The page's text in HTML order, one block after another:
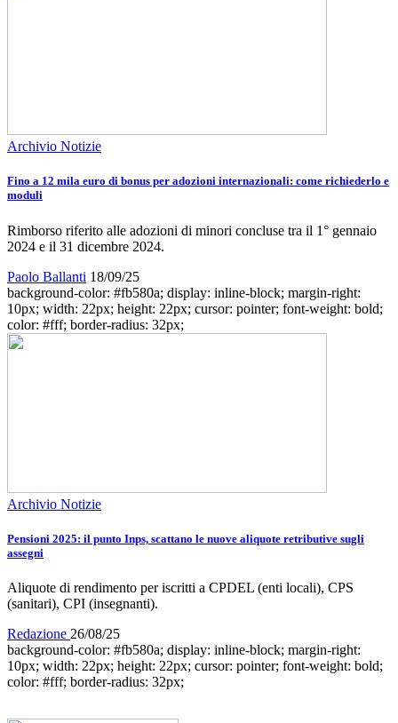
Archivio Notizie
Fino a 12 mila euro di bonus per adozioni internazionali: come richiederlo e
moduli
Rimborso riferito alle adozioni di minori concluse tra il 1° gennaio
2024 e il 31 dicembre 2024.
Paolo Ballanti 18/09/25
background-color: #fb580a; display: inline-block; margin-right:
10px; width: 22px; height: 22px; cursor: pointer; font-weight: bold;
color: #fff; border-radius: 32px;
Archivio Notizie
Pensioni 2025: il punto Inps, scattano le nuove aliquote retributive sugli
assegni
Aliquote di rendimento per iscritti a CPDEL (enti locali), CPS
(sanitari), CPI (insegnanti).
Redazione 26/08/25
background-color: #fb580a; display: inline-block; margin-right:
10px; width: 22px; height: 22px; cursor: pointer; font-weight: bold;
color: #fff; border-radius: 32px;